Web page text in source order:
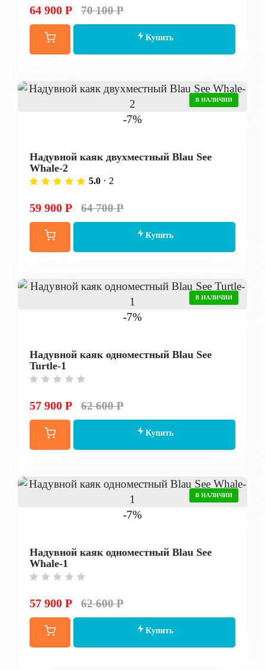
64 900 Р 70 100 Р
Купить
-7%
В НАЛИЧИИ
Надувной каяк двухместный Blau See
Whale-2
5.0 · 2
59 900 Р 64 700 Р
Купить
-7%
В НАЛИЧИИ
Надувной каяк одноместный Blau See
Turtle-1
57 900 Р 62 600 Р
Купить
-7%
В НАЛИЧИИ
Надувной каяк одноместный Blau See
Whale-1
57 900 Р 62 600 Р
Купить